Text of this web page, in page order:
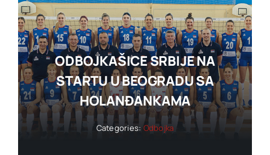
ODBOJKAŠICE SRBIJE NA
STARTU U BEOGRADU SA
HOLANĐANKAMA
Categories: Odbojka